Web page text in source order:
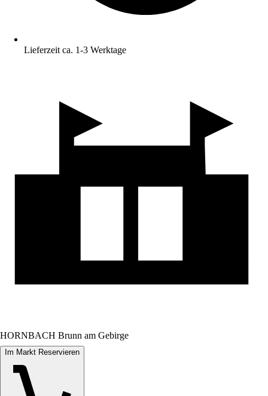
Lieferzeit ca. 1-3 Werktage
HORNBACH Brunn am Gebirge
Im Markt Reservieren